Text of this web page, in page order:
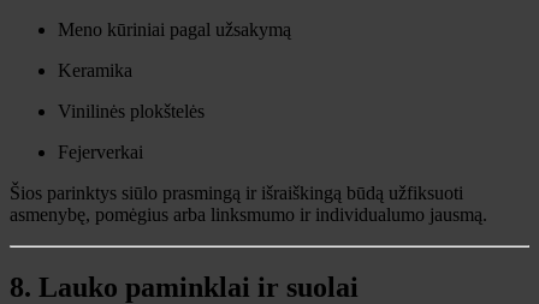
Meno kūriniai pagal užsakymą
Keramika
Vinilinės plokštelės
Fejerverkai
Šios parinktys siūlo prasmingą ir išraiškingą būdą užfiksuoti
asmenybę, pomėgius arba linksmumo ir individualumo jausmą.
8. Lauko paminklai ir suolai